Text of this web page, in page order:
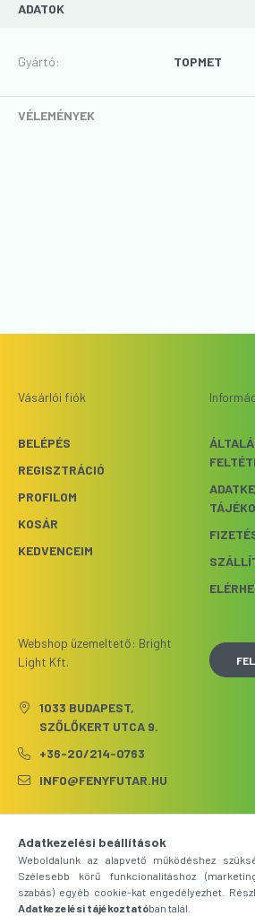
ADATOK
Gyártó: TOPMET
VÉLEMÉNYEK
Vásárlói fiók
BELÉPÉS
REGISZTRÁCIÓ
PROFILOM
KOSÁR
KEDVENCEIM
Webshop üzemeltető: Bright
Light Kft.
1033 BUDAPEST,
SZŐLŐKERT UTCA 9.
+36-20/214-0763
INFO@FENYFUTAR.HU
Adatkezelési beállítások
Weboldalunk az alapvető működéshez
Szélesebb körű funkcionalitáshoz
szabás) egyéb cookie-kat engedélyezhet.
Adatkezelési tájékoztatóban talál.